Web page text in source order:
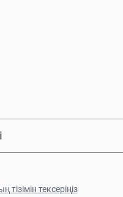
тексеріңіз